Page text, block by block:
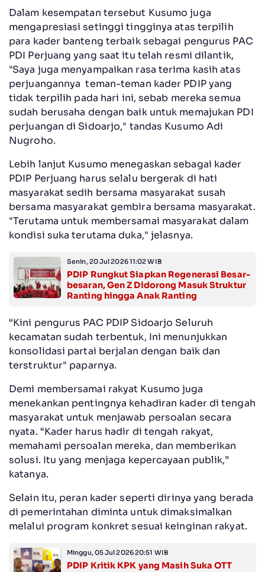
Dalam kesempatan tersebut Kusumo juga
mengapresiasi setinggi tingginya atas terpilih
para kader banteng terbaik sebagai pengurus PAC
PDI Perjuang yang saat itu telah resmi dilantik,
"Saya juga menyampaikan rasa terima kasih atas
perjuangannya teman-teman kader PDIP yang
tidak terpilih pada hari ini, sebab mereka semua
sudah berusaha dengan baik untuk memajukan PDI
perjuangan di Sidoarjo," tandas Kusumo Adi
Nugroho.
Lebih lanjut Kusumo menegaskan sebagai kader
PDIP Perjuang harus selalu bergerak di hati
masyarakat sedih bersama masyarakat susah
bersama masyarakat gembira bersama masyarakat.
"Terutama untuk membersamai masyarakat dalam
kondisi suka terutama duka," jelasnya.
Senin, 20 Jul 2026 11:02 WIB
PDIP Rungkut Siapkan Regenerasi Besar-
besaran, Gen Z Didorong Masuk Struktur
Ranting hingga Anak Ranting
“Kini pengurus PAC PDIP Sidoarjo Seluruh
kecamatan sudah terbentuk, Ini menunjukkan
konsolidasi partai berjalan dengan baik dan
terstruktur" paparnya.
Demi membersamai rakyat Kusumo juga
menekankan pentingnya kehadiran kader di tengah
masyarakat untuk menjawab persoalan secara
nyata. “Kader harus hadir di tengah rakyat,
memahami persoalan mereka, dan memberikan
solusi. Itu yang menjaga kepercayaan publik,”
katanya.
Selain itu, peran kader seperti dirinya yang berada
di pemerintahan diminta untuk dimaksimalkan
melalui program konkret sesuai keinginan rakyat.
Minggu, 05 Jul 2026 20:51 WIB
PDIP Kritik KPK yang Masih Suka OTT